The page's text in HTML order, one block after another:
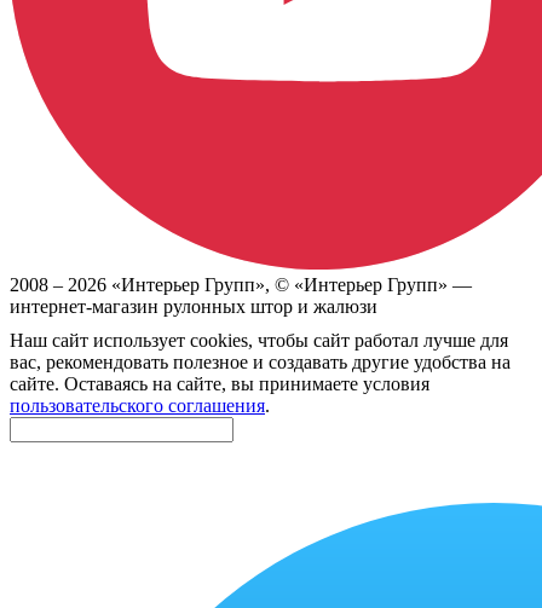
2008 – 2026 «Интерьер Групп», © «Интерьер Групп» —
интернет-магазин рулонных штор и жалюзи
Наш сайт использует cookies, чтобы сайт работал лучше для
вас, рекомендовать полезное и создавать другие удобства на
сайте. Оставаясь на сайте, вы принимаете условия
пользовательского соглашения.